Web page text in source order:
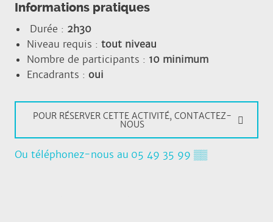
Informations pratiques
Durée : 2h30
Niveau requis : tout niveau
Nombre de participants : 10 minimum
Encadrants : oui
POUR RÉSERVER CETTE ACTIVITÉ, CONTACTEZ-
NOUS
Ou téléphonez-nous au 05 49 35 99 ▒▒